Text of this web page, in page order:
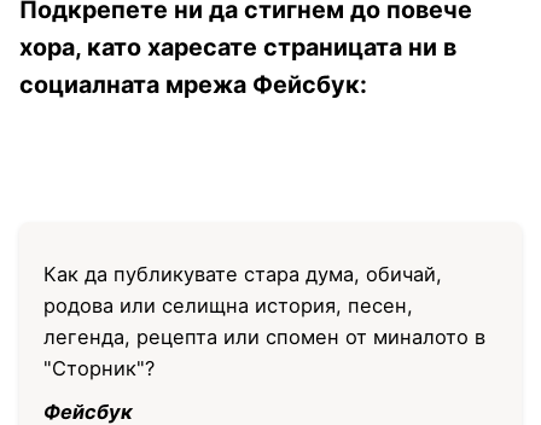
Подкрепете ни да стигнем до повече
хора, като харесате страницата ни в
социалната мрежа Фейсбук:
Как да публикувате стара дума, обичай,
родова или селищна история, песен,
легенда, рецепта или спомен от миналото в
"Сторник"?
Фейсбук